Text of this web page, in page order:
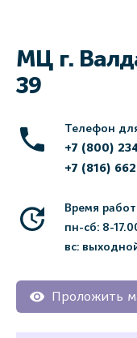
МЦ г.
39
Телефон
+7 (800)
+7 (816)
Время
пн-сб: 8-
вс:
Проложить